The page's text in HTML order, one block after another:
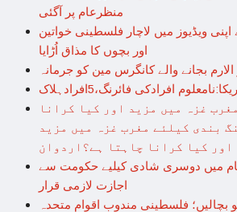
منظرعام پر آگئی
اپنی ویڈیوز میں لاچار فلسطینی خواتین
اور بچوں کا مذاق اُڑایا
بجانے والے کانگرس مین کو جرمانہ
افرادکی فائرنگ،5افرادہلاک
غزہ میں مزید اور کیا کرانا
بندی کیلئے مغرب غزہ میں مزید
اور کیا کرانا چاہتا ہے؟اردوان
میں دوسری شادی کیلیے حکومت سے
اجازت لازمی قرار
بچالیں؛ فلسطینی مندوب اقوام متحدہ